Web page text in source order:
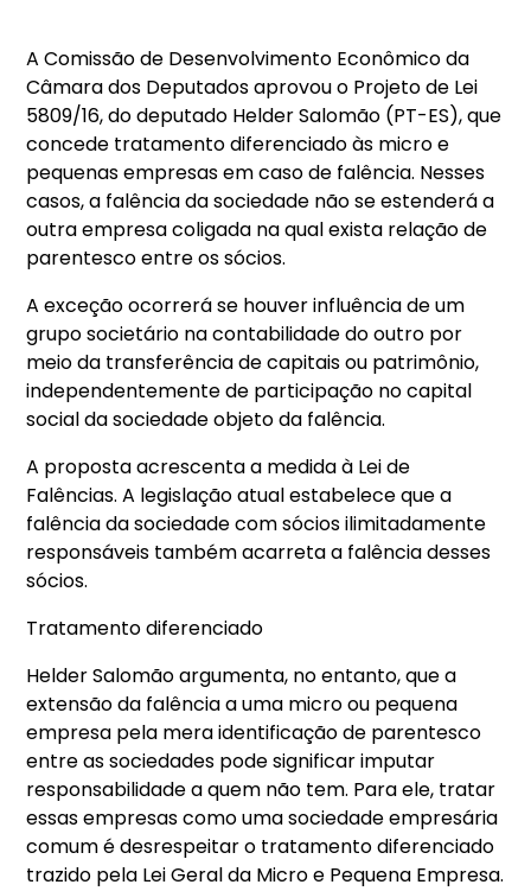
A Comissão de Desenvolvimento Econômico da
Câmara dos Deputados aprovou o Projeto de Lei
5809/16, do deputado Helder Salomão (PT-ES), que
concede tratamento diferenciado às micro e
pequenas empresas em caso de falência. Nesses
casos, a falência da sociedade não se estenderá a
outra empresa coligada na qual exista relação de
parentesco entre os sócios.
A exceção ocorrerá se houver influência de um
grupo societário na contabilidade do outro por
meio da transferência de capitais ou patrimônio,
independentemente de participação no capital
social da sociedade objeto da falência.
A proposta acrescenta a medida à Lei de
Falências. A legislação atual estabelece que a
falência da sociedade com sócios ilimitadamente
responsáveis também acarreta a falência desses
sócios.
Tratamento diferenciado
Helder Salomão argumenta, no entanto, que a
extensão da falência a uma micro ou pequena
empresa pela mera identificação de parentesco
entre as sociedades pode significar imputar
responsabilidade a quem não tem. Para ele, tratar
essas empresas como uma sociedade empresária
comum é desrespeitar o tratamento diferenciado
trazido pela Lei Geral da Micro e Pequena Empresa.